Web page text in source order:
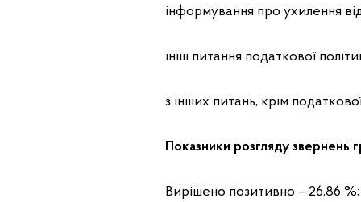
інформування про ухилення
інші питання податкової
з інших питань, крім
Показники розгляду звернень
Вирішено позитивно – 26,86 %;